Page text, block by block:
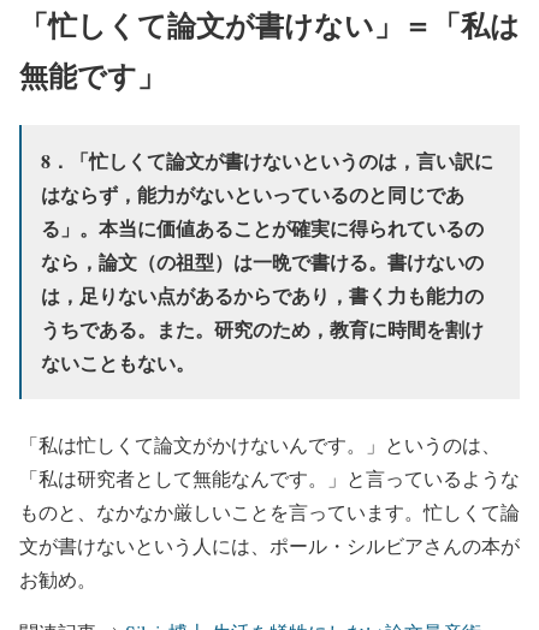
「忙しくて論文が書けない」＝「私は
無能です」
8．「忙しくて論文が書けないというのは，言い訳に
はならず，能力がないといっているのと同じであ
る」。本当に価値あることが確実に得られているの
なら，論文（の祖型）は一晩で書ける。書けないの
は，足りない点があるからであり，書く力も能力の
うちである。また。研究のため，教育に時間を割け
ないこともない。
「私は忙しくて論文がかけないんです。」というのは、
「私は研究者として無能なんです。」と言っているような
ものと、なかなか厳しいことを言っています。忙しくて論
文が書けないという人には、ポール・シルビアさんの本が
お勧め。